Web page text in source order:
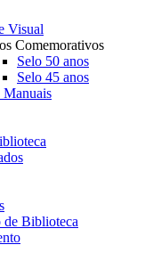
Visual
Comemorativos
Selo 50 anos
Selo 45 anos
Manuais
de Biblioteca